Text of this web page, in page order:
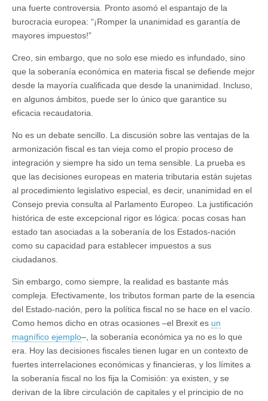
una fuerte controversia. Pronto asomó el espantajo de la
burocracia europea: “¡Romper la unanimidad es garantía de
mayores impuestos!”
Creo, sin embargo, que no solo ese miedo es infundado, sino
que la soberanía económica en materia fiscal se defiende mejor
desde la mayoría cualificada que desde la unanimidad. Incluso,
en algunos ámbitos, puede ser lo único que garantice su
eficacia recaudatoria.
No es un debate sencillo. La discusión sobre las ventajas de la
armonización fiscal es tan vieja como el propio proceso de
integración y siempre ha sido un tema sensible. La prueba es
que las decisiones europeas en materia tributaria están sujetas
al procedimiento legislativo especial, es decir, unanimidad en el
Consejo previa consulta al Parlamento Europeo. La justificación
histórica de este excepcional rigor es lógica: pocas cosas han
estado tan asociadas a la soberanía de los Estados-nación
como su capacidad para establecer impuestos a sus
ciudadanos.
Sin embargo, como siempre, la realidad es bastante más
compleja. Efectivamente, los tributos forman parte de la esencia
del Estado-nación, pero la política fiscal no se hace en el vacío.
Como hemos dicho en otras ocasiones –el Brexit es un
magnífico ejemplo–, la soberanía económica ya no es lo que
era. Hoy las decisiones fiscales tienen lugar en un contexto de
fuertes interrelaciones económicas y financieras, y los límites a
la soberanía fiscal no los fija la Comisión: ya existen, y se
derivan de la libre circulación de capitales y el principio de no